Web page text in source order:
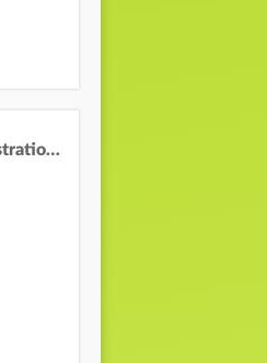
Auto-Anschlag auf Demonstration in München: